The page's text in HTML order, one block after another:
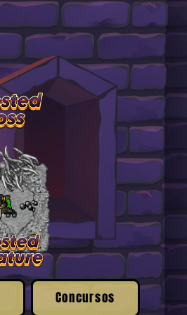
Concursos